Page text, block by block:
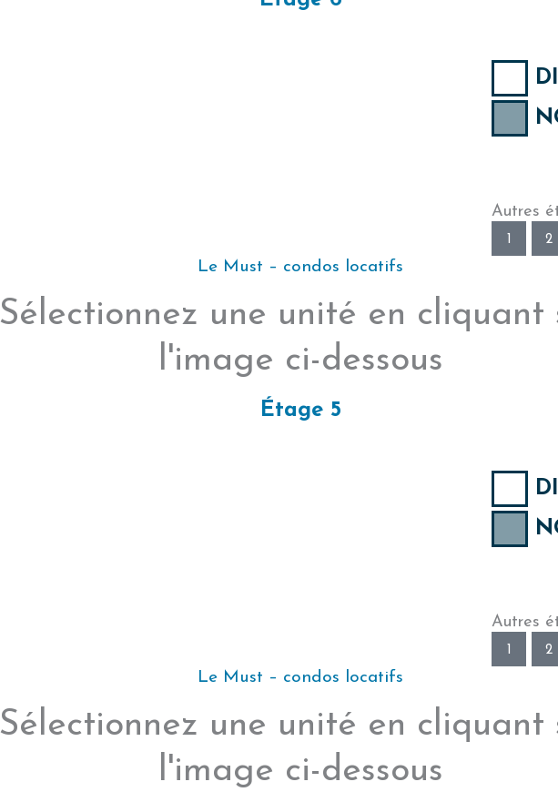
Autres
1 2
Le Must – condos locatifs
Sélectionnez une unité en cliquant
l'image ci-dessous
Étage 5
Autres
1 2
Le Must – condos locatifs
Sélectionnez une unité en cliquant
l'image ci-dessous